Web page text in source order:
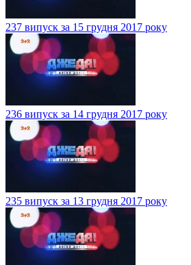
237 випуск за 15 грудня 2017 року
236 випуск за 14 грудня 2017 року
235 випуск за 13 грудня 2017 року